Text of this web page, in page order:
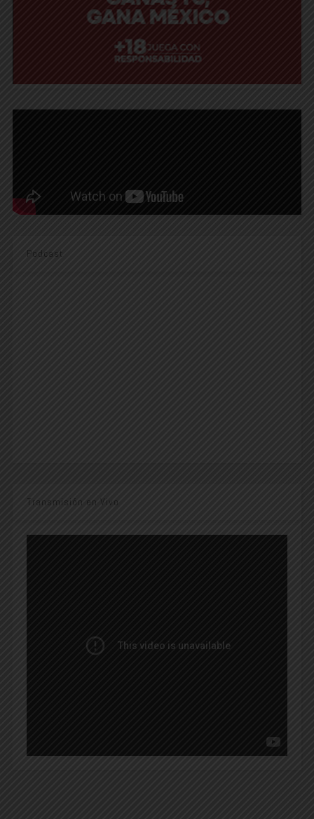
Podcast
Transmisión en Vivo